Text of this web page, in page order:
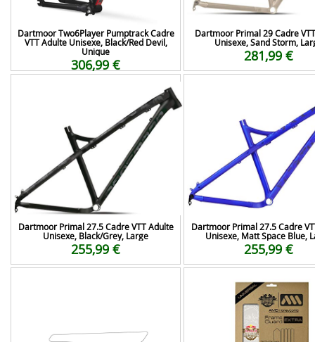
Dartmoor Two6Player Pumptrack Cadre
VTT Adulte Unisexe, Black/Red Devil,
Unique
306,99 €
Dartmoor Primal 29 Cadre
Unisexe, Sand Storm,
281,99 €
Dartmoor Primal 27.5 Cadre VTT Adulte
Unisexe, Black/Grey, Large
255,99 €
Dartmoor Primal 27.5 Cadre
Unisexe, Matt Space Blue,
255,99 €